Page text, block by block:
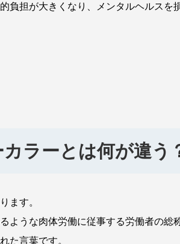
負担が大きくなり、メンタルヘルスを
ラーとは何が違う
ます。
ような肉体労働に従事する労働者の総
た言葉です。